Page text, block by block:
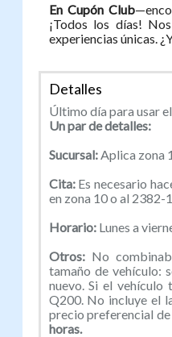
En Cupón Club
¡Todos los días!
experiencias únicas.
Detalles
Último día para usar
Un par de detalles:
Sucursal:Aplica zona
Cita: Es necesario
en zona 10 o al 2382-
Horario: Lunes a
Otros: No
tamaño de vehículo:
nuevo. Si el
Q200. No incluye el
precio preferencial
horas.